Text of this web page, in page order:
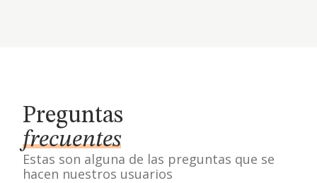
Preguntas
frecuentes
Estas son alguna de las preguntas que se
hacen nuestros usuarios